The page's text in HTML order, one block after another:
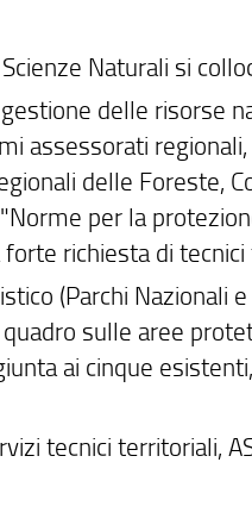
Naturali si
delle risorse
assessorati
delle Foreste,
per la
richiesta di tecnici
(Parchi Nazionali
quadro sulle aree
ai cinque
tecnici territoriali,